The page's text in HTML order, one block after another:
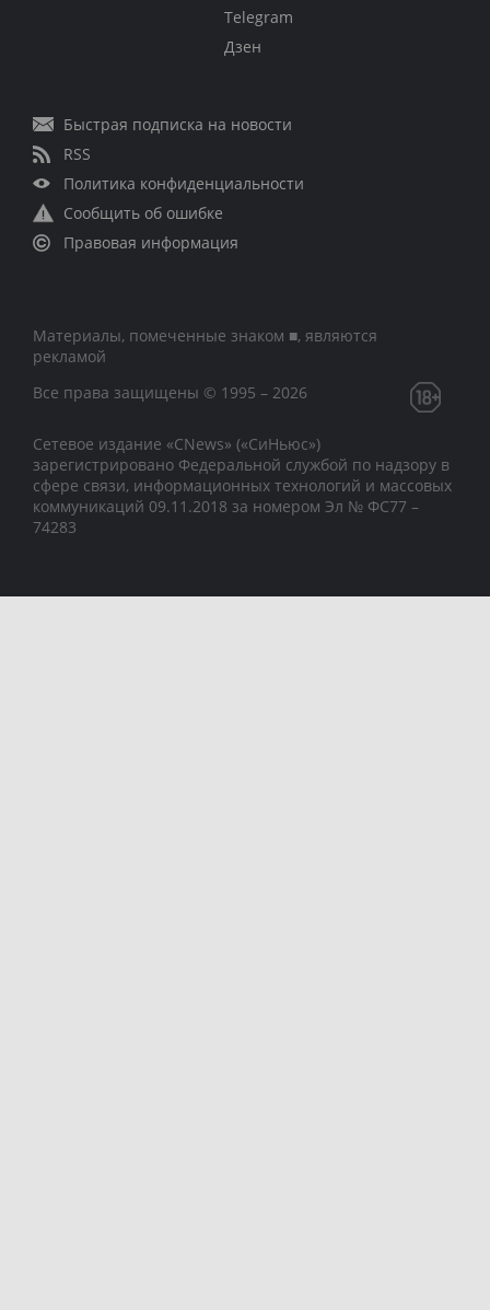
Telegram
Дзен
Быстрая подписка на новости
RSS
Политика конфиденциальности
Сообщить об ошибке
Правовая информация
Материалы, помеченные знаком ■, являются
рекламой
Все права защищены © 1995 – 2026
Сетевое издание «CNews» («СиНьюс»)
зарегистрировано Федеральной службой по надзору в
сфере связи, информационных технологий и массовых
коммуникаций 09.11.2018 за номером Эл № ФС77 –
74283